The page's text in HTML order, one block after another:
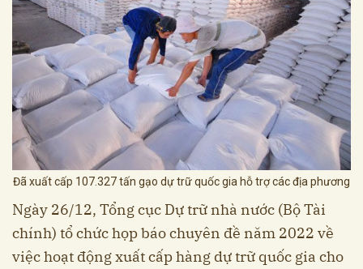
Đã xuất cấp 107.327 tấn gạo dự trữ quốc gia hỗ trợ các địa phương
Ngày 26/12, Tổng cục Dự trữ nhà nước (Bộ Tài
chính) tổ chức họp báo chuyên đề năm 2022 về
việc hoạt động xuất cấp hàng dự trữ quốc gia cho